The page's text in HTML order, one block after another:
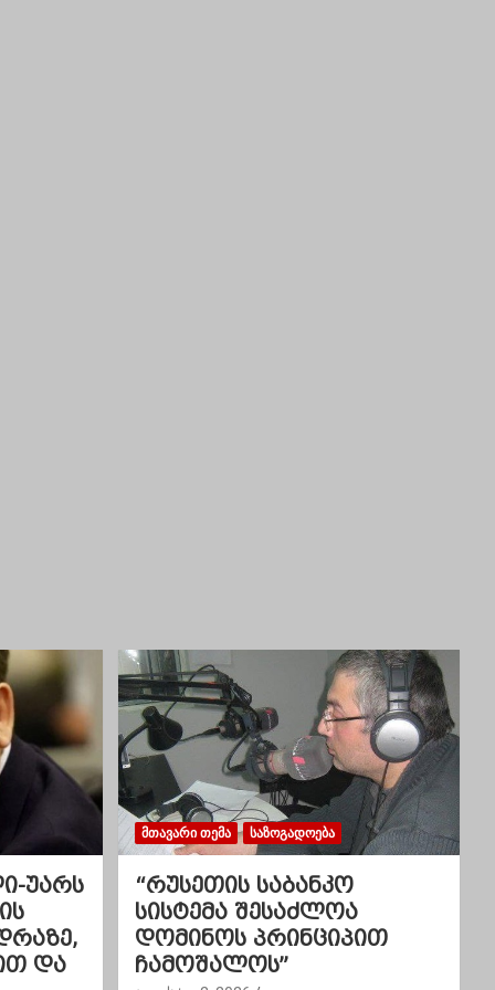
უარს
და
ᲛᲗᲐᲕᲐᲠᲘ ᲗᲔᲛᲐ ᲡᲐᲖᲝᲒᲐᲓᲝᲔᲑᲐ
“რუსეთის საბანკო
სისტემა შესაძლოა
დომინოს პრინციპით
ჩამოშალოს”